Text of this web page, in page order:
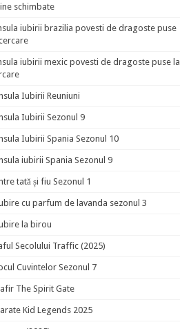
schimbate
iubirii brazilia povesti de dragoste puse
iubirii mexic povesti de dragoste puse la
Iubirii Reuniuni
Iubirii Sezonul 9
Iubirii Spania Sezonul 10
iubirii Spania Sezonul 9
tată și fiu Sezonul 1
cu parfum de lavanda sezonul 3
la birou
Secolului Traffic (2025)
Cuvintelor Sezonul 7
The Spirit Gate
Kid Legends 2025